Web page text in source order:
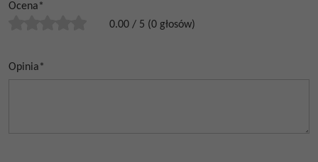
Ocena*
0.00 / 5 (0 głosów)
Opinia*